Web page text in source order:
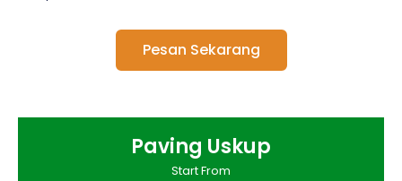
Pesan Sekarang
Paving Uskup
Start From